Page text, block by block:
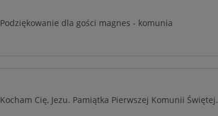
Podziękowanie dla gości magnes - komunia
Kocham Cię, Jezu. Pamiątka Pierwszej Komunii Świętej.